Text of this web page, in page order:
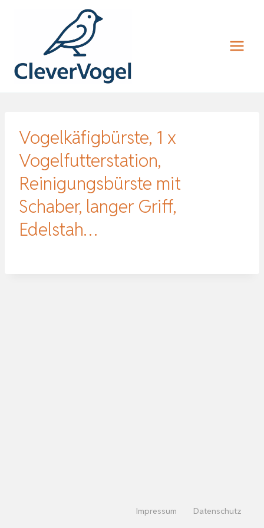
Vogelkäfigbürste, 1 x
Vogelfutterstation,
Reinigungsbürste mit
Schaber, langer Griff,
Edelstah…
Impressum Datenschutz